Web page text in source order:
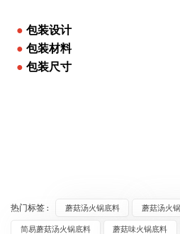
●包装设计
●包装材料
● 包装尺寸
热门标签 : 蘑菇汤火锅底料 蘑菇汤火
简易蘑菇汤火锅底料 蘑菇味火锅底料